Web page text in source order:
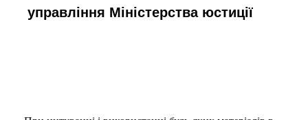
управління Міністерства юстиції